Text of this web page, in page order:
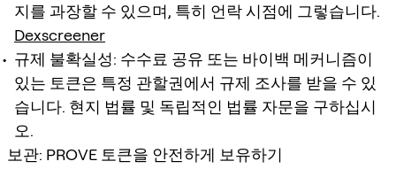
지를 과장할 수 있으며, 특히 언락 시점에 그렇습니다.
Dexscreener
규제 불확실성: 수수료 공유 또는 바이백 메커니즘이
있는 토큰은 특정 관할권에서 규제 조사를 받을 수 있
습니다. 현지 법률 및 독립적인 법률 자문을 구하십시
오.
보관: PROVE 토큰을 안전하게 보유하기